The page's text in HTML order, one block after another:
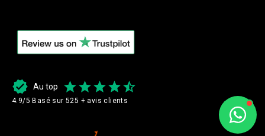
Au top
4.9/5 Basé sur 525 + avis clients